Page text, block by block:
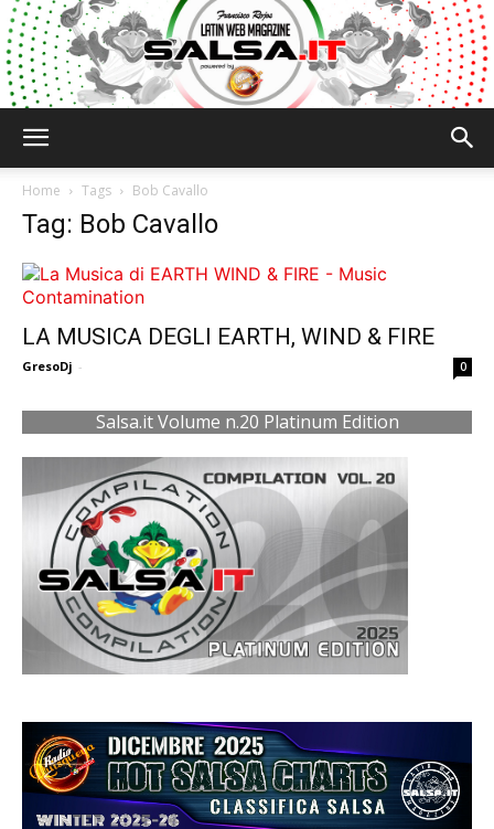
Home Tags Bob Cavallo
Tag: Bob Cavallo
LA MUSICA DEGLI EARTH, WIND & FIRE
GresoDj - 0
Salsa.it Volume n.20 Platinum Edition